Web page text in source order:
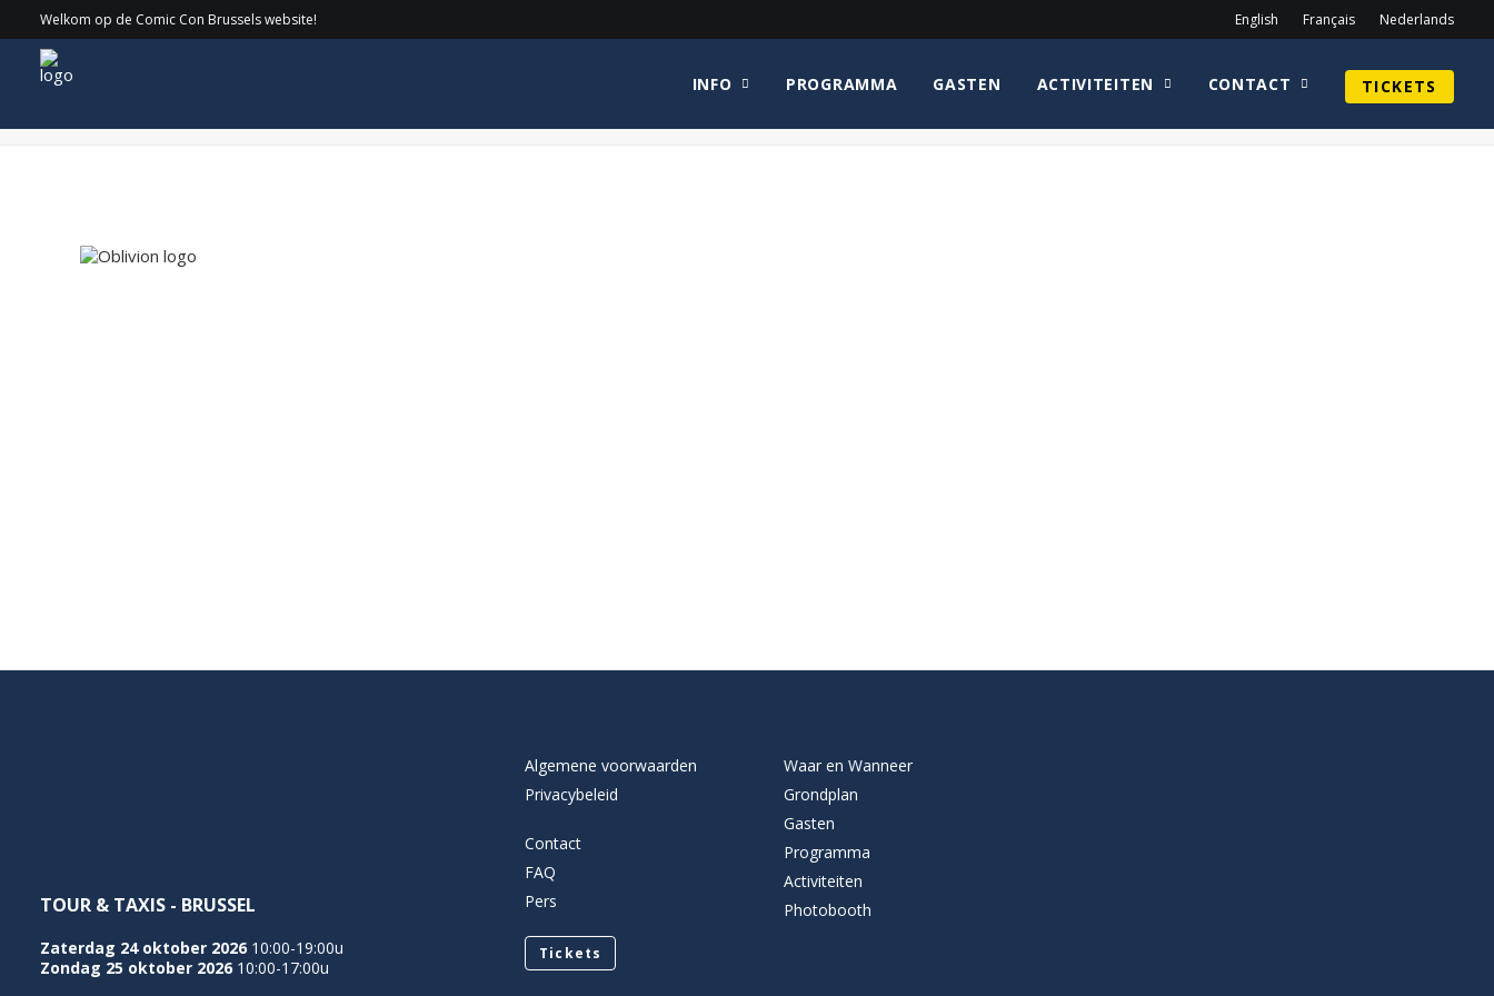
Welkom op de Comic Con Brussels website! English Français Nederlands
INFO PROGRAMMA GASTEN ACTIVITEITEN CONTACT TICKETS
Oblivion logo Home Olga Kurylenko Oblivion logo
TOUR & TAXIS - BRUSSEL
Zaterdag 24 oktober 2026 10:00-19:00u
Zondag 25 oktober 2026 10:00-17:00u
Algemene voorwaarden
Privacybeleid
Contact
FAQ
Pers
Tickets
Waar en Wanneer
Grondplan
Gasten
Programma
Activiteiten
Photobooth